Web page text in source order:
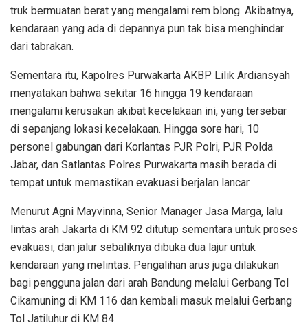
truk bermuatan berat yang mengalami rem blong. Akibatnya,
kendaraan yang ada di depannya pun tak bisa menghindar
dari tabrakan.
Sementara itu, Kapolres Purwakarta AKBP Lilik Ardiansyah
menyatakan bahwa sekitar 16 hingga 19 kendaraan
mengalami kerusakan akibat kecelakaan ini, yang tersebar
di sepanjang lokasi kecelakaan. Hingga sore hari, 10
personel gabungan dari Korlantas PJR Polri, PJR Polda
Jabar, dan Satlantas Polres Purwakarta masih berada di
tempat untuk memastikan evakuasi berjalan lancar.
Menurut Agni Mayvinna, Senior Manager Jasa Marga, lalu
lintas arah Jakarta di KM 92 ditutup sementara untuk proses
evakuasi, dan jalur sebaliknya dibuka dua lajur untuk
kendaraan yang melintas. Pengalihan arus juga dilakukan
bagi pengguna jalan dari arah Bandung melalui Gerbang Tol
Cikamuning di KM 116 dan kembali masuk melalui Gerbang
Tol Jatiluhur di KM 84.